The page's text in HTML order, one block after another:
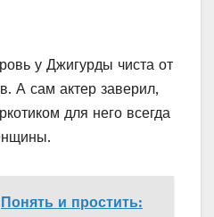
у Джигурды чиста от
А сам актер заверил,
для него всегда
Понять и простить: